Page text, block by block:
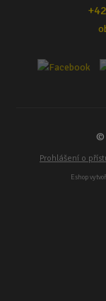
©
Prohlášení o
Eshop